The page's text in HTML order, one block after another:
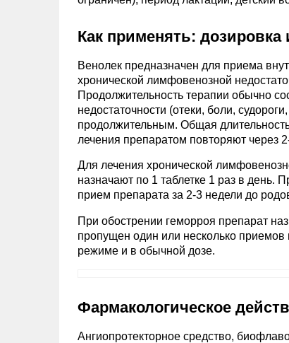
Как применять: дозировка
Венолек предназначен для приема
хронической лимфовенозной
Продолжительность терапии обычно
недостаточности (отеки, боли,
продолжительным. Общая
лечения препаратом повторяют через
Для лечения хронической
назначают по 1 таблетке 1 раз в день.
прием препарата за 2-3 недели до
При обострении геморроя препарат
пропущен один или несколько
режиме и в обычной дозе.
Фармакологическое
Ангиопротекторное средство,